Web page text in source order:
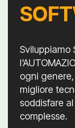
Sviluppiamo
ogni
migliore
soddisfare
complesse.